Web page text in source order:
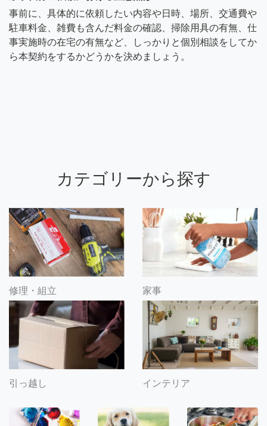
事前に、具体的に依頼したい内容や日時、場所、交通費や
駐車料金、雑費も含んだ料金の確認、掃除用具の有無、仕
事実施時の在宅の有無など、しっかりと個別相談をしてか
ら本契約をするかどうかを決めましょう。
カテゴリーから探す
修理・組立 家事
引っ越し インテリア